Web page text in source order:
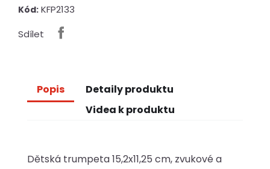
Kód: KFP2133
Sdílet
Popis
Detaily produktu
Videa k produktu
Dětská trumpeta 15,2x11,25 cm, zvukové a